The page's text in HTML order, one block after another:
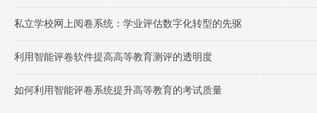
私立学校网上阅卷系统：学业评估数字化转型的先驱
利用智能评卷软件提高高等教育测评的透明度
如何利用智能评卷系统提升高等教育的考试质量